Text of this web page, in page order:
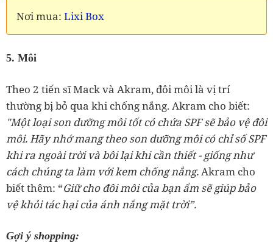
Nơi mua: Lixi Box
5. Môi
Theo 2 tiến sĩ Mack và Akram, đôi môi là vị trí
thường bị bỏ qua khi chống nắng. Akram cho biết:
"Một loại son dưỡng môi tốt có chứa SPF sẽ bảo vệ đôi
môi. Hãy nhớ mang theo son dưỡng môi có chỉ số SPF
khi ra ngoài trời và bôi lại khi cần thiết - giống như
cách chúng ta làm với kem chống nắng.Akram cho
biết thêm: “Giữ cho đôi môi của bạn ẩm sẽ giúp bảo
vệ khỏi tác hại của ánh nắng mặt trời”.
Gợi ý shopping: